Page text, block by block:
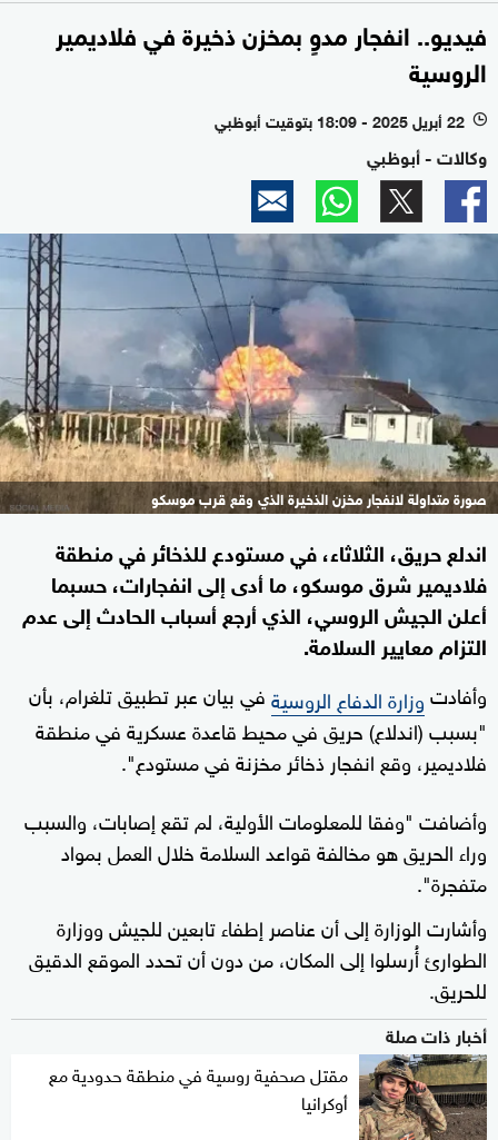
فيديو.. انفجار مدوٍ بمخزن ذخيرة في فلاديمير
الروسية
l 22 أبريل 2025 - 18:09 بتوقيت أبوظبي
وكالات - أبوظبي
صورة متداولة لانفجار مخزن الذخيرة الذي وقع قرب موسكو
اندلع حريق، الثلاثاء، في مستودع للذخائر في منطقة
فلاديمير شرق موسكو، ما أدى إلى انفجارات، حسبما
أعلن الجيش الروسي، الذي أرجع أسباب الحادث إلى عدم
التزام معايير السلامة.
وأفادتوزارة الدفاع الروسيةفي بيان عبر تطبيق تلغرام، بأن
"بسبب (اندلاع) حريق في محيط قاعدة عسكرية في منطقة
فلاديمير، وقع انفجار ذخائر مخزنة في مستودع".
وأضافت "وفقا للمعلومات الأولية، لم تقع إصابات، والسبب
وراء الحريق هو مخالفة قواعد السلامة خلال العمل بمواد
متفجرة".
وأشارت الوزارة إلى أن عناصر إطفاء تابعين للجيش ووزارة
الطوارئ أُرسلوا إلى المكان، من دون أن تحدد الموقع الدقيق
للحريق.
أخبار ذات صلة
مقتل صحفية روسية في منطقة حدودية مع
أوكرانيا